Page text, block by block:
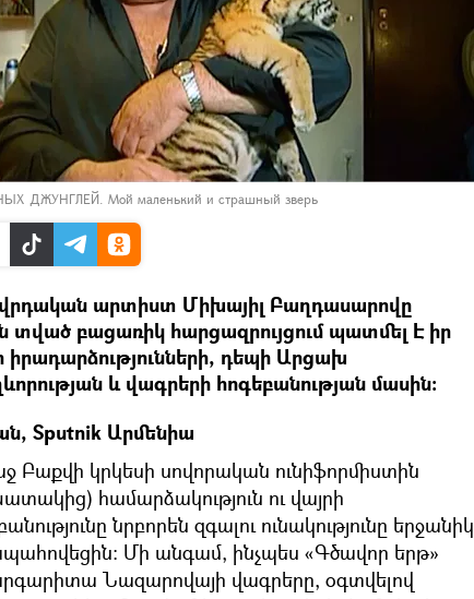
ДЖУНГЛЕЙ. Мой маленький и страшный зверь
արտիստ Միխայիլ Բաղդասարովը
տված բացառիկ հարցազրույցում պատմել Է իր
իրադարձությունների, դեպի Արցախ
և վագրերի հոգեբանության մասին:
Sputnik Արմենիա
կրկեսի սովորական ունիֆորմիստին
համարձակություն ու վայրի
նրբորեն զգալու ունակությունը երջանիկ
Մի անգամ, ինչպես «Գծավոր երթ»
Նազարովայի վագրերը, օգտվելով